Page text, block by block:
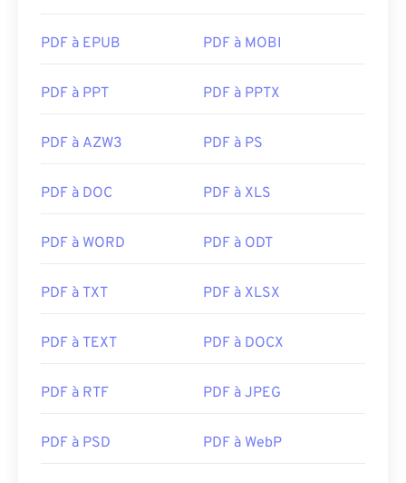
Sortie initiale :
15 juin 1993
https://en.wikipedia.org/wiki/
https://acrobat.adobe.com/us/en/why-
PDF à EPUB PDF à MOBI
PDF à PPT PDF à PPTX
PDF à AZW3 PDF à PS
PDF à DOC PDF à XLS
PDF à WORD PDF à ODT
PDF à TXT PDF à XLSX
PDF à TEXT PDF à DOCX
PDF à RTF PDF à JPEG
PDF à PSD PDF à WebP